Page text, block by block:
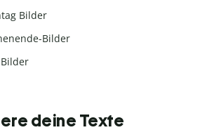
Bilder
Bilder
deine Texte